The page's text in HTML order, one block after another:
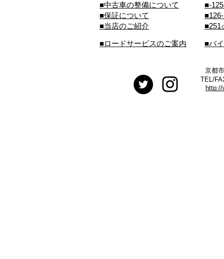
■中古車の整備について
■保証について
■当店のご紹介
■-
■251
■ロードサービスのご案内 ■バ
京都
TEL/